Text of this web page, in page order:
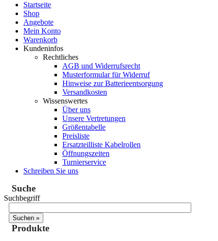
Startseite
Shop
Angebote
Mein Konto
Warenkorb
Kundeninfos
Rechtliches
AGB und Widerrufsrecht
Musterformular für Widerruf
Hinweise zur Batterieentsorgung
Versandkosten
Wissenswertes
Über uns
Unsere Vertretungen
Größentabelle
Preisliste
Ersatzteilliste Kabelrollen
Öffnungszeiten
Turnierservice
Schreiben Sie uns
Suche
Suchbegriff
Produkte